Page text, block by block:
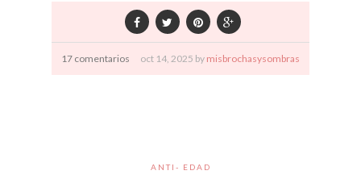
17 comentarios oct 14, 2025 by misbrochasysombras
ANTI- EDAD